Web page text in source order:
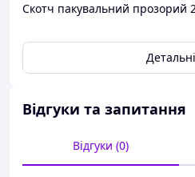
Скотч пакувальний прозорий
Відгуки та запитання
Відгуки (0)